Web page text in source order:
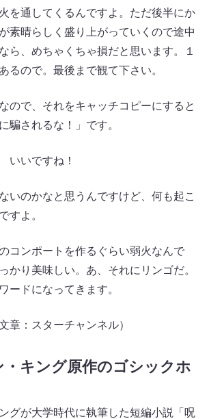
を通してくるんですよ。ただ後半にか
素晴らしく盛り上がっていくので途中
ら、めちゃくちゃ損だと思います。１
るので。最後まで観て下さい。
ので、それをキャッチコピーにすると
騙されるな！」です。
いいですね！
いのかなと思うんですけど、何も起こ
すよ。
コンポートを作るぐらい弱火なんで
かり美味しい。あ、それにリンゴだ。
ードになってきます。
章：スターチャンネル）
・キング原作のゴシックホ
グが大学時代に執筆した短編小説「呪